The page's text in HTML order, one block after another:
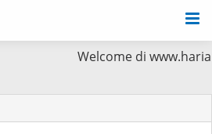
Welcome di